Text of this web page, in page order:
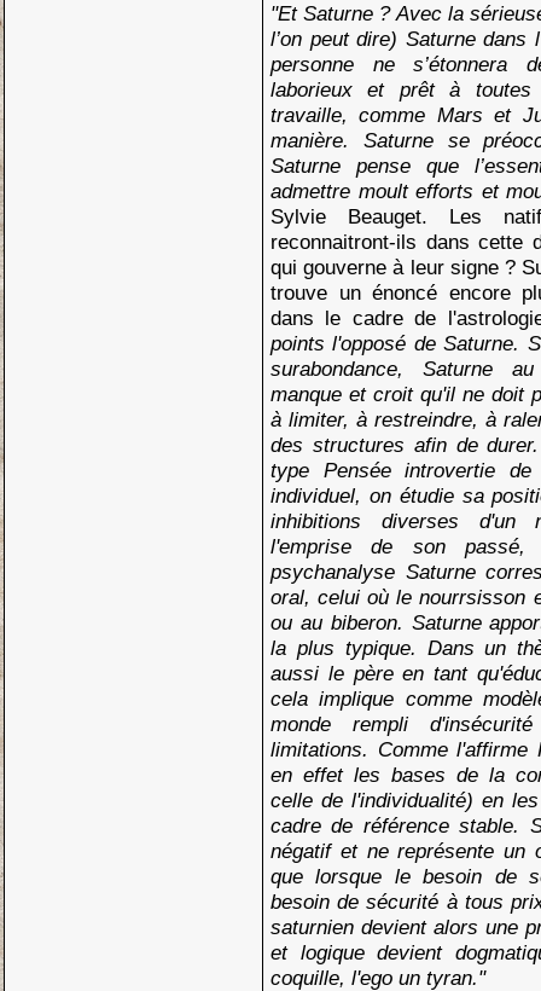
"Et Saturne ? Avec la
l’on peut dire) Saturne dans
personne ne s’étonnera
laborieux et prêt à toutes
travaille, comme Mars et
manière. Saturne se
Saturne pense que
admettre moult efforts et
Sylvie Beauget. Les
reconnaitront-ils dans cette
qui gouverne à leur signe ?
trouve un énoncé encore
dans le cadre de
points l'opposé de Saturne.
surabondance, Saturne
manque et croit qu'il ne doit
à limiter, à restreindre, à
des structures afin de
type Pensée introvertie
individuel, on étudie sa
inhibitions diverses
l'emprise de son
psychanalyse Saturne
oral, celui où le nourrsisson
ou au biberon. Saturne
la plus typique. Dans un
aussi le père en tant
cela implique comme
monde rempli
limitations. Comme l'affirme
en effet les bases de la
celle de l'individualité) en
cadre de référence stable.
négatif et ne représente un
que lorsque le besoin de
besoin de sécurité à tous
saturnien devient alors une
et logique devient
coquille, l'ego un tyran."